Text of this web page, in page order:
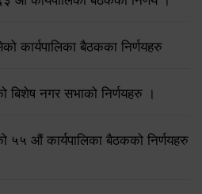
कार्यपालिका बैठकका निर्णयहरु
नगर सभाको निर्णयहरु ।
औं कार्यपालिका बैठकको निर्णयहरु